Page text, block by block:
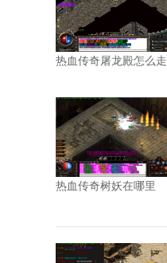
热血传奇屠龙殿怎么走
热血传奇树妖在哪里